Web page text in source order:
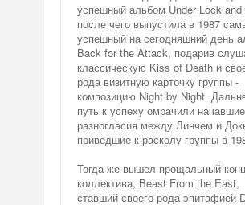
успешный альбом Under Lock and
после чего выпустила в 1987
успешный на сегодняшний день
Back for the Attack, подарив
классическую Kiss of Death и
рода визитную карточку группы -
композицию Night by Night.
путь к успеху омрачили
разногласия между Линчем и
приведшие к расколу группы в
Тогда же вышел прощальный
коллектива, Beast From the East,
ставший своего рода эпитафией